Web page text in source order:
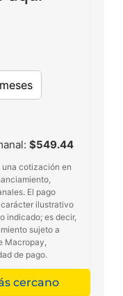
$549.44
cotización en
El pago
ilustrativo
indicado; es decir,
sujeto a
Macropay,
de pago.
cercano